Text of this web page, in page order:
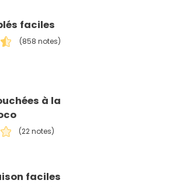
faciles
(858 notes)
à la
(22 notes)
faciles